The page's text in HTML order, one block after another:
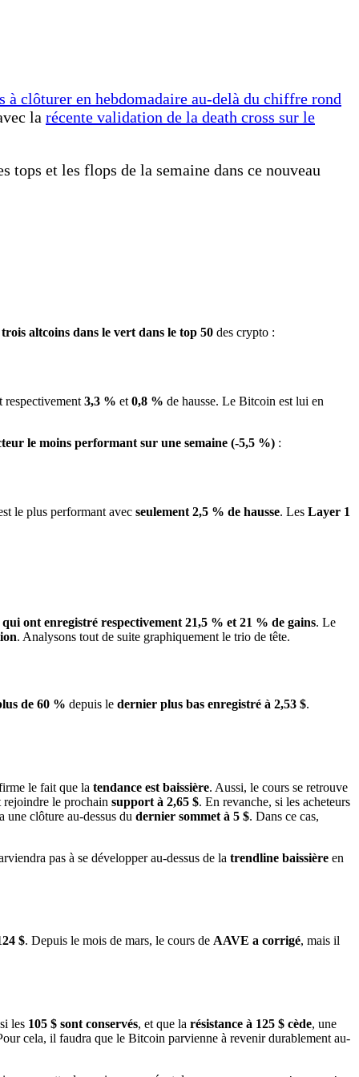
à clôturer en hebdomadaire au-delà du chiffre rond
la récente validation de la death cross sur le
et les flops de la semaine dans ce nouveau
trois altcoins dans le vert dans le top 50 des crypto :
3,3 % et 0,8 % de hausse. Le Bitcoin est lui en
le moins performant sur une semaine (-5,5 %) :
le plus performant avec seulement 2,5 % de hausse. Les Layer 1
ont enregistré respectivement 21,5 % et 21 % de gains. Le
. Analysons tout de suite graphiquement le trio de tête.
de 60 % depuis le dernier plus bas enregistré à 2,53 $.
le fait que la tendance est baissière. Aussi, le cours se retrouve
rejoindre le prochain support à 2,65 $. En revanche, si les acheteurs
une clôture au-dessus du dernier sommet à 5 $. Dans ce cas,
pas à se développer au-dessus de la trendline baissière en
$. Depuis le mois de mars, le cours de AAVE a corrigé, mais il
les 105 $ sont conservés, et que la résistance à 125 $ cède, une
cela, il faudra que le Bitcoin parvienne à revenir durablement au-